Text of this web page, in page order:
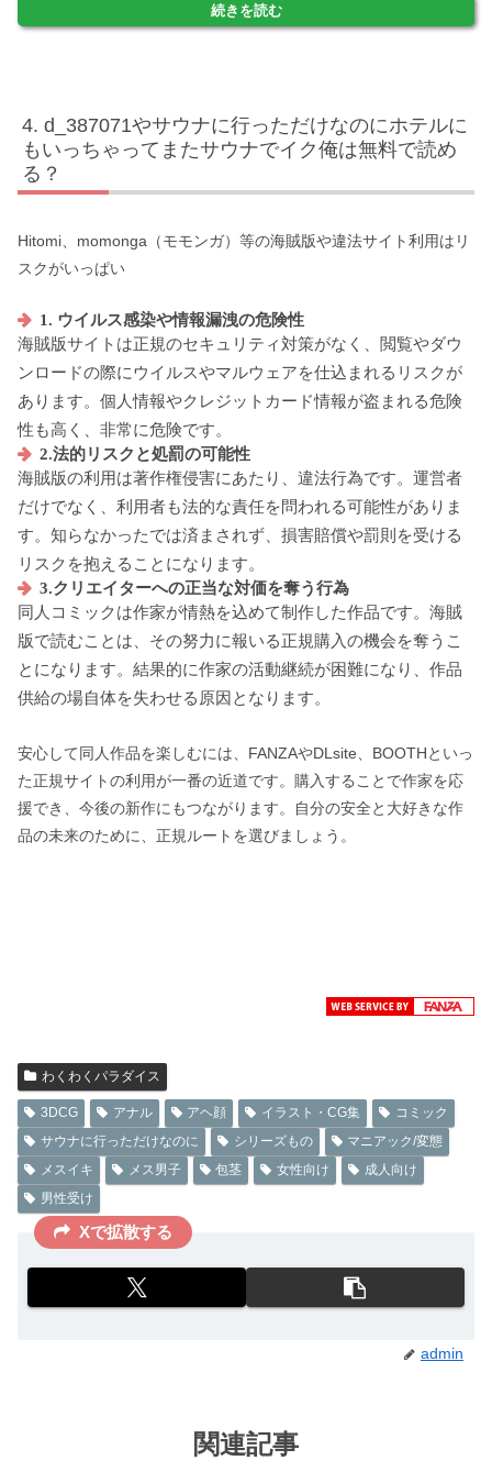
続きを読む
d_387071やサウナに行っただけなのにホテルに
もいっちゃってまたサウナでイク俺は無料で読め
る？
Hitomi、momonga（モモンガ）等の海賊版や違法サイト利用はリ
スクがいっぱい
1. ウイルス感染や情報漏洩の危険性
海賊版サイトは正規のセキュリティ対策がなく、閲覧やダウ
ンロードの際にウイルスやマルウェアを仕込まれるリスクが
あります。個人情報やクレジットカード情報が盗まれる危険
性も高く、非常に危険です。
2.法的リスクと処罰の可能性
海賊版の利用は著作権侵害にあたり、違法行為です。運営者
だけでなく、利用者も法的な責任を問われる可能性がありま
す。知らなかったでは済まされず、損害賠償や罰則を受ける
リスクを抱えることになります。
3.クリエイターへの正当な対価を奪う行為
同人コミックは作家が情熱を込めて制作した作品です。海賊
版で読むことは、その努力に報いる正規購入の機会を奪うこ
とになります。結果的に作家の活動継続が困難になり、作品
供給の場自体を失わせる原因となります。
安心して同人作品を楽しむには、FANZAやDLsite、BOOTHといっ
た正規サイトの利用が一番の近道です。購入することで作家を応
援でき、今後の新作にもつながります。自分の安全と大好きな作
品の未来のために、正規ルートを選びましょう。
わくわくパラダイス
3DCG アナル アヘ顔 イラスト・CG集
コミック
サウナに行っただけなのに
シリーズもの
マニアック/変態
メスイキ
メス男子 包茎 女性向け
成人向け
男性受け
Xで拡散する
admin
関連記事